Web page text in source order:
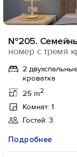
№205.
номер с тремя
2
кроватка
25 m2
Комнат: 1
Гостей: 3
Подробнее